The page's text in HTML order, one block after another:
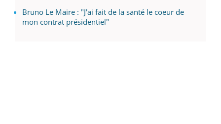
Bruno Le Maire : "J'ai fait de la santé le coeur de
mon contrat présidentiel"